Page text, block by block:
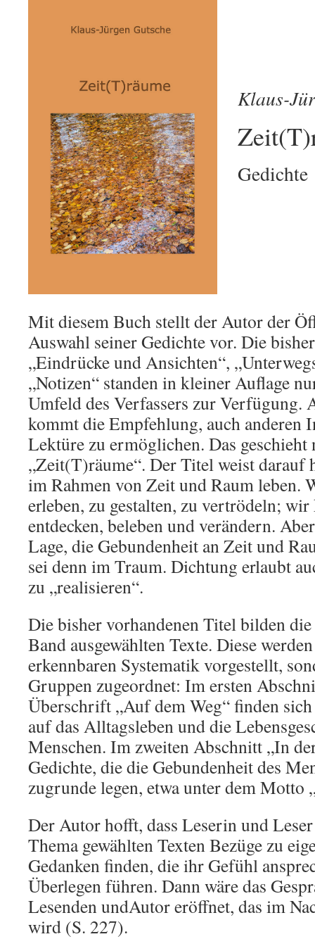
Klaus-
Gedichte
Mit diesem Buch stellt der Autor der
Auswahl seiner Gedichte vor. Die
„Eindrücke und Ansichten“,
„Notizen“ standen in kleiner Auflage
Umfeld des Verfassers zur Verfügung.
kommt die Empfehlung, auch anderen
Lektüre zu ermöglichen. Das
„Zeit(T)räume“. Der Titel weist darauf
im Rahmen von Zeit und Raum leben.
erleben, zu gestalten, zu vertrödeln; wir
entdecken, beleben und verändern.
Lage, die Gebundenheit an Zeit und
sei denn im Traum. Dichtung erlaubt
zu „realisieren“.
Die bisher vorhandenen Titel bilden
Band ausgewählten Texte. Diese
erkennbaren Systematik vorgestellt,
Gruppen zugeordnet: Im ersten
Überschrift „Auf dem Weg“ finden
auf das Alltagsleben und die
Menschen. Im zweiten Abschnitt „In
Gedichte, die die Gebundenheit des
zugrunde legen, etwa unter dem Motto
Der Autor hofft, dass Leserin und
Thema gewählten Texten Bezüge zu
Gedanken finden, die ihr Gefühl
Überlegen führen. Dann wäre das
Lesenden undAutor eröffnet, das im
wird (S. 227).